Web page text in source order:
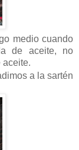
medio cuando
de aceite, no
aceite.
a la sartén